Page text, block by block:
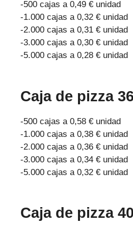
-500 cajas a 0,49 € unidad
-1.000 cajas a 0,32 € unidad
-2.000 cajas a 0,31 € unidad
-3.000 cajas a 0,30 € unidad
-5.000 cajas a 0,28 € unidad
Caja de pizza
-500 cajas a 0,58 € unidad
-1.000 cajas a 0,38 € unidad
-2.000 cajas a 0,36 € unidad
-3.000 cajas a 0,34 € unidad
-5.000 cajas a 0,32 € unidad
Caja de pizza